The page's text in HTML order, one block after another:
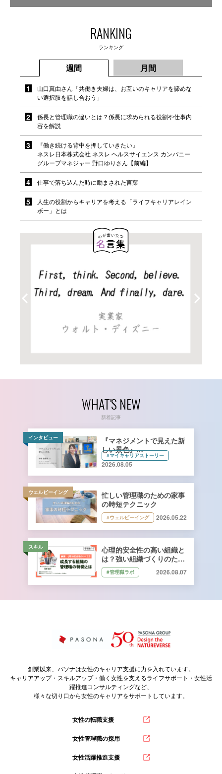
RANKING
ランキング
週間 月間
山口真由さん「共働き夫婦は、お互いのキャリアを諦めな
い選択肢を話し合おう」
係長と管理職の違いとは？係長に求められる役割や仕事内
容を解説
『働き続ける背中を押していきたい』
ネスレ日本株式会社 ネスレ ヘルスサイエンス カンパニー
グループマネジャー 野口ゆりさん【前編】
仕事で落ち込んだ時に励まされた言葉
人生の役割からキャリアを考える「ライフキャリアレイン
ボー」とは
WHAT'S NEW
新着記事
インタビュー
『マネジメントで見えた新
しい景色』
キーコーヒー株式会社 管理
本部 総務人事部 人財開発
課長 寺﨑由香里さん【前
編】
#マイキャリアストーリー
2026.08.05
ウェルビーイング
忙しい管理職のための家事
の時短テクニック
#ウェルビーイング 2026.05.22
スキル
心理的安全性の高い組織と
は？強い組織づくりのため
に管理職ができること｜石
井遼介さん監修
#管理職ラボ 2026.08.07
創業以来、パソナは女性のキャリア支援に力を入れています。
キャリアアップ・スキルアップ・働く女性を支えるライフサポート・女性活
躍推進コンサルティングなど、
様々な切り口から女性のキャリアをサポートしています。
女性の転職支援
女性管理職の採用
女性活躍推進支援